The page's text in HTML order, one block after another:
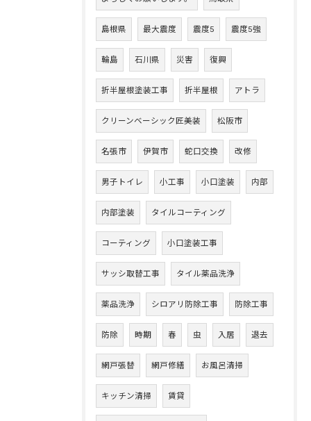
島根県 最大震度 震度5 震度5強
輪島 石川県 災害 復興
折半屋根塗装工事 折半屋根 アトラ
クリーンベーシック匠美装 松阪市
名張市 伊賀市 蛇口交換 改修
男子トイレ 小工事 小口塗装 内部
内部塗装 タイルコーティング
コーティング 小口塗装工事
サッシ取替工事 タイル薬品洗浄
薬品洗浄 シロアリ防除工事 防除工事
防除 時期 春 虫 入居 退去
網戸張替 網戸修繕 お風呂清掃
キッチン清掃 賃貸